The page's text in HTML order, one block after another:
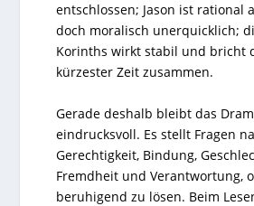
entschlossen; Jason ist rational
doch moralisch unerquicklich;
Korinths wirkt stabil und bricht
kürzester Zeit zusammen.
Gerade deshalb bleibt das
eindrucksvoll. Es stellt Fragen
Gerechtigkeit, Bindung,
Fremdheit und Verantwortung,
beruhigend zu lösen. Beim